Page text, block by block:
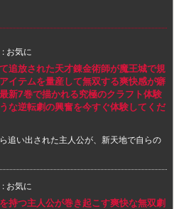
: お気に
追放された天才錬金術師が魔王城で規
イテムを量産して無双する爽快感が癖
新7巻で描かれる究極のクラフト体験
な逆転劇の興奮を今すぐ体験してくだ
追い出された主人公が、新天地で自らの
: お気に
持つ主人公が巻き起こす爽快な無双劇